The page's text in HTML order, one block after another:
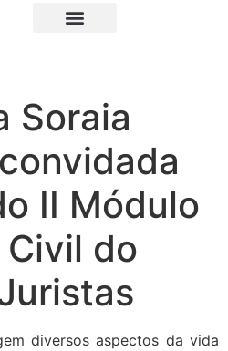
Soraia
II Módulo
do
diversos aspectos da vida